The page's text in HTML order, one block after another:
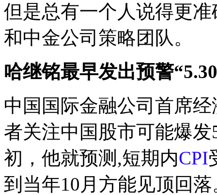
但是总有一个人说得更
和中金公司策略团队。
哈继铭最早发出预警
中国国际金融公司首席
者关注中国股市可能爆
初，他就预测,短期内CPI
到当年10月方能见顶回